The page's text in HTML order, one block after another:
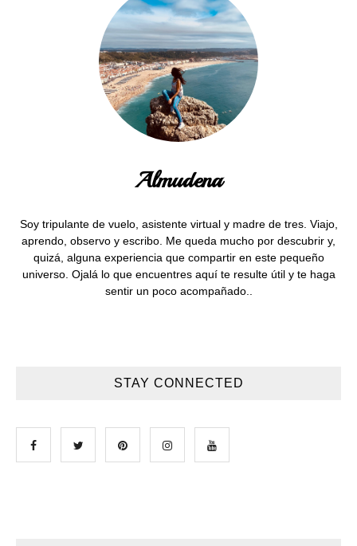
Almudena
Soy tripulante de vuelo, asistente virtual y madre de tres. Viajo,
aprendo, observo y escribo. Me queda mucho por descubrir y,
quizá, alguna experiencia que compartir en este pequeño
universo. Ojalá lo que encuentres aquí te resulte útil y te haga
sentir un poco acompañado..
STAY CONNECTED